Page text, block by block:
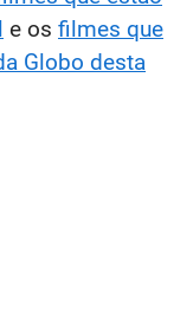
e os filmes que
Globo desta